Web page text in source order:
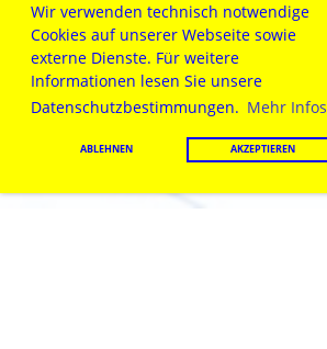
Wir verwenden technisch notwendige
Cookies auf unserer Webseite sowie
externe Dienste. Für weitere
Informationen lesen Sie unsere
Datenschutzbestimmungen. Mehr Infos
ABLEHNEN AKZEPTIEREN